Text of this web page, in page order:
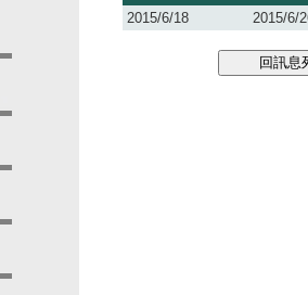
2015/6/18
2015/6/